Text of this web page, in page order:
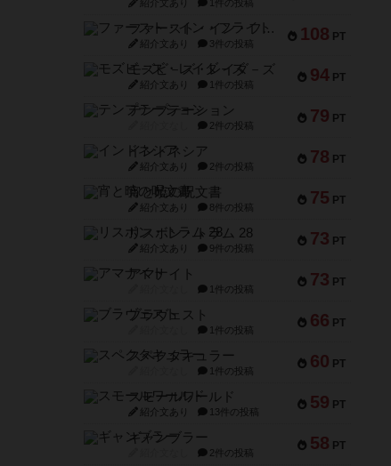
紹介文あり 1件の投稿
108 PT
ファースト・イン・フライト
紹介文あり 3件の投稿
94 PT
モズビ－ズ・レイダ－ズ
紹介文あり 1件の投稿
79 PT
テンプテーション
2件の投稿
78 PT
インドネシア
紹介文あり 2件の投稿
75 PT
宵と暁の呪文書
紹介文あり 8件の投稿
73 PT
リスボン・トラム 28
紹介文あり 9件の投稿
73 PT
アマナイト
1件の投稿
66 PT
ブラヴェスト
1件の投稿
60 PT
スペクタキュラー
1件の投稿
59 PT
スモールワールド
紹介文あり 13件の投稿
58 PT
ギャンブラー
2件の投稿